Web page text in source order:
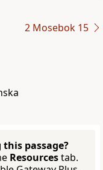
2 Mosebok 15
passage?
Resourcestab.